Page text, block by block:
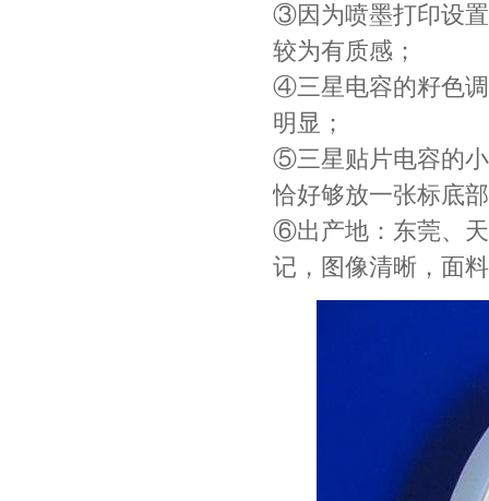
③因为喷墨打印设
较为有质感；
④三星电容的籽色
明显；
⑤三星贴片电容的
恰好够放一张标底
⑥出产地：东莞、
记，图像清晰，面